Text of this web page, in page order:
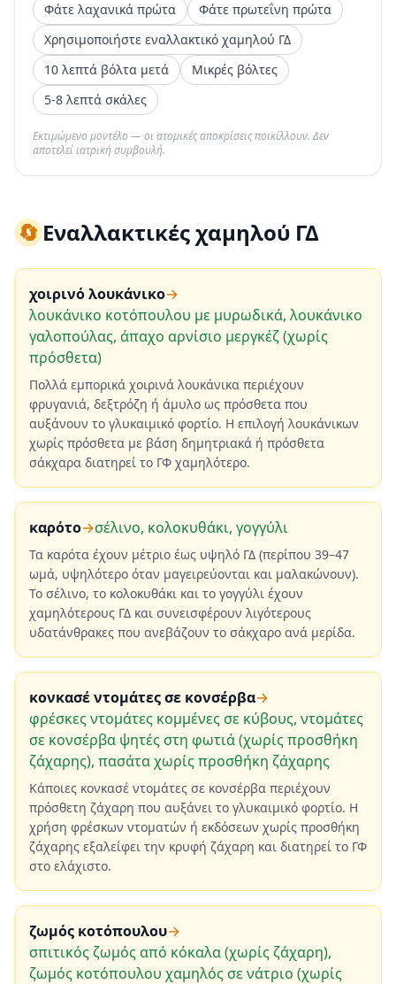
Φάτε λαχανικά πρώτα
Φάτε πρωτεΐνη πρώτα
Χρησιμοποιήστε εναλλακτικό χαμηλού ΓΔ
10 λεπτά βόλτα μετά
Μικρές βόλτες
5-8 λεπτά σκάλες
Εκτιμώμενο μοντέλο — οι ατομικές αποκρίσεις ποικίλλουν. Δεν
αποτελεί ιατρική συμβουλή.
🔄Εναλλακτικές χαμηλού ΓΔ
χοιρινό λουκάνικο→
λουκάνικο κοτόπουλου με μυρωδικά, λουκάνικο
γαλοπούλας, άπαχο αρνίσιο μεργκέζ (χωρίς
πρόσθετα)
Πολλά εμπορικά χοιρινά λουκάνικα περιέχουν
φρυγανιά, δεξτρόζη ή άμυλο ως πρόσθετα που
αυξάνουν το γλυκαιμικό φορτίο. Η επιλογή λουκάνικων
χωρίς πρόσθετα με βάση δημητριακά ή πρόσθετα
σάκχαρα διατηρεί το ΓΦ χαμηλότερο.
καρότο→σέλινο, κολοκυθάκι, γογγύλι
Τα καρότα έχουν μέτριο έως υψηλό ΓΔ (περίπου 39–47
ωμά, υψηλότερο όταν μαγειρεύονται και μαλακώνουν).
Το σέλινο, το κολοκυθάκι και το γογγύλι έχουν
χαμηλότερους ΓΔ και συνεισφέρουν λιγότερους
υδατάνθρακες που ανεβάζουν το σάκχαρο ανά μερίδα.
κονκασέ ντομάτες σε κονσέρβα→
φρέσκες ντομάτες κομμένες σε κύβους, ντομάτες
σε κονσέρβα ψητές στη φωτιά (χωρίς προσθήκη
ζάχαρης), πασάτα χωρίς προσθήκη ζάχαρης
Κάποιες κονκασέ ντομάτες σε κονσέρβα περιέχουν
πρόσθετη ζάχαρη που αυξάνει το γλυκαιμικό φορτίο. Η
χρήση φρέσκων ντοματών ή εκδόσεων χωρίς προσθήκη
ζάχαρης εξαλείφει την κρυφή ζάχαρη και διατηρεί το ΓΦ
στο ελάχιστο.
ζωμός κοτόπουλου→
σπιτικός ζωμός από κόκαλα (χωρίς ζάχαρη),
ζωμός κοτόπουλου χαμηλός σε νάτριο (χωρίς